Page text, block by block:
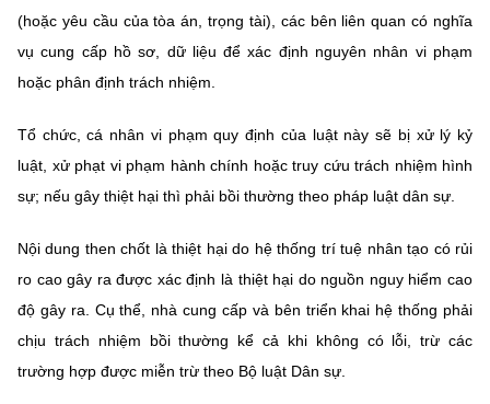
(hoặc yêu cầu của tòa án, trọng tài), các bên liên quan có nghĩa
vụ cung cấp hồ sơ, dữ liệu để xác định nguyên nhân vi phạm
hoặc phân định trách nhiệm.
Tổ chức, cá nhân vi phạm quy định của luật này sẽ bị xử lý kỷ
luật, xử phạt vi phạm hành chính hoặc truy cứu trách nhiệm hình
sự; nếu gây thiệt hại thì phải bồi thường theo pháp luật dân sự.
Nội dung then chốt là thiệt hại do hệ thống trí tuệ nhân tạo có rủi
ro cao gây ra được xác định là thiệt hại do nguồn nguy hiểm cao
độ gây ra. Cụ thể, nhà cung cấp và bên triển khai hệ thống phải
chịu trách nhiệm bồi thường kể cả khi không có lỗi, trừ các
trường hợp được miễn trừ theo Bộ luật Dân sự.